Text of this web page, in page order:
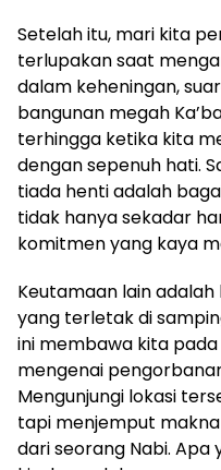
Setelah itu, mari kita
terlupakan saat
dalam keheningan,
bangunan megah
terhingga ketika kita
dengan sepenuh hati.
tiada henti adalah
tidak hanya sekadar
komitmen yang kaya
Keutamaan lain
yang terletak di
ini membawa kita
mengenai
Mengunjungi lokasi
tapi menjemput
dari seorang Nabi.